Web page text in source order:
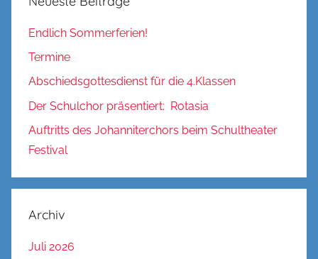
Endlich Sommerferien!
Termine
Abschiedsgottesdienst für die 4.Klassen
Der Schulchor präsentiert: Rotasia
Auftritts des Johanniterchors beim Schultheater
Festival
Archiv
Juli 2026